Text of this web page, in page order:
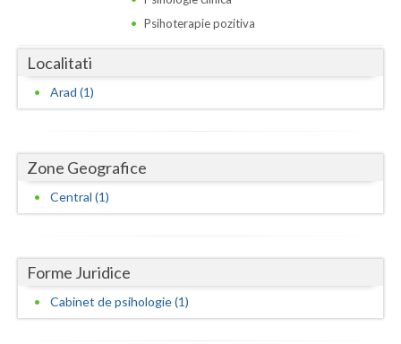
Galati
Giurgiu
Harghita
Hunedoara
Iasi
Ilfov
Psihoterapie pozitiva
Localitati
Arad (1)
Zone Geografice
Central (1)
Forme Juridice
Cabinet de psihologie (1)